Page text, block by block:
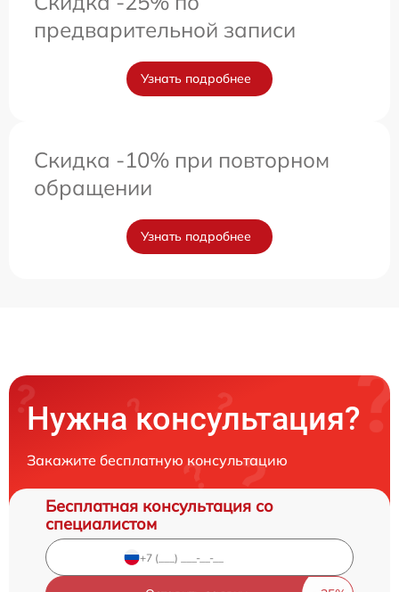
предварительной записи
Узнать подробнее
Скидка -10% при повторном
обращении
Узнать подробнее
Нужна консультация?
Закажите бесплатную консультацию
Бесплатная консультация со
специалистом